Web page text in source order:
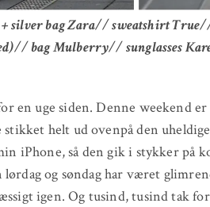
+ silver bag Zara// sweatshirt
bag Mulberry// sunglasses
en uge siden. Denne weekend
helt ud ovenpå den
iPhone, så den gik i stykker
og søndag har været
igen. Og tusind, tusind tak